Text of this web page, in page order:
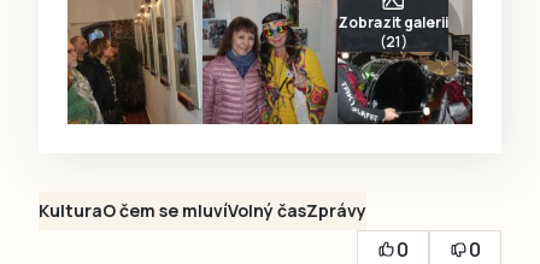
Zobrazit galerii
(21)
KulturaO čem se mluvíVolný časZprávy
0
0